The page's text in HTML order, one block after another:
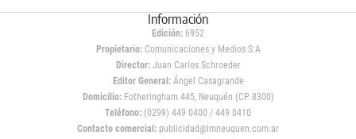
Información
Edición: 6952
Propietario:Comunicaciones y Medios S.A
Director: Juan Carlos Schroeder
Editor General:Ángel Casagrande
Domicilio:Fotheringham 445, Neuquén (CP 8300)
Teléfono: (0299) 449 0400 / 449 0410
Contacto comercial: publicidad@lmneuquen.com.ar